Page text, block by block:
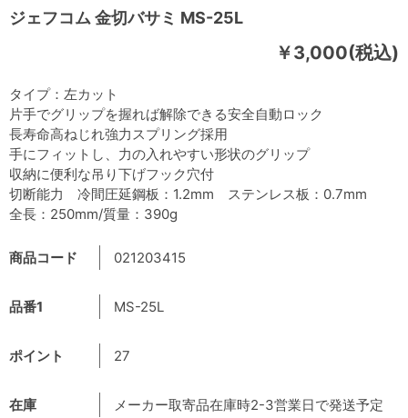
ジェフコム 金切バサミ MS-25L
￥3,000(税込)
商品コード 021203415
品番1 MS-25L
ポイント 27
在庫 メーカー取寄品在庫時2-3営業日で発送予定
タイプ：左カット
片手でグリップを握れば解除できる安全自動ロック
長寿命高ねじれ強力スプリング採用
手にフィットし、力の入れやすい形状のグリップ
収納に便利な吊り下げフック穴付
切断能力 冷間圧延鋼板：1.2mm ステンレス板：0.7mm
全長：250mm/質量：390g